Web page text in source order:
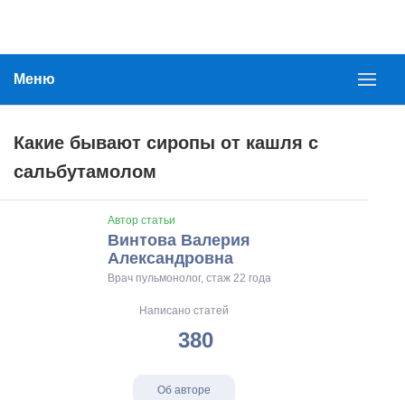
Меню
Какие бывают сиропы от кашля с
сальбутамолом
Автор статьи
Винтова Валерия
Александровна
Врач пульмонолог, стаж 22 года
Написано статей
380
Об авторе